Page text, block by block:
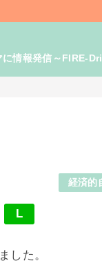
に情報発信～
経済的
L
した。